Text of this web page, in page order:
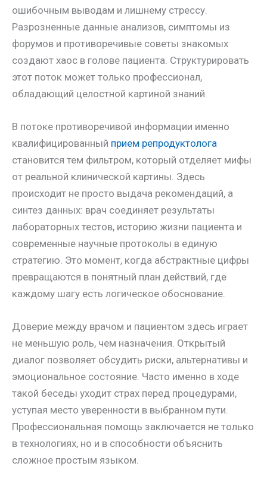
ошибочным выводам и лишнему стрессу.
Разрозненные данные анализов, симптомы из
форумов и противоречивые советы знакомых
создают хаос в голове пациента. Структурировать
этот поток может только профессионал,
обладающий целостной картиной знаний.
В потоке противоречивой информации именно
квалифицированный прием репродуктолога
становится тем фильтром, который отделяет мифы
от реальной клинической картины. Здесь
происходит не просто выдача рекомендаций, а
синтез данных: врач соединяет результаты
лабораторных тестов, историю жизни пациента и
современные научные протоколы в единую
стратегию. Это момент, когда абстрактные цифры
превращаются в понятный план действий, где
каждому шагу есть логическое обоснование.
Доверие между врачом и пациентом здесь играет
не меньшую роль, чем назначения. Открытый
диалог позволяет обсудить риски, альтернативы и
эмоциональное состояние. Часто именно в ходе
такой беседы уходит страх перед процедурами,
уступая место уверенности в выбранном пути.
Профессиональная помощь заключается не только
в технологиях, но и в способности объяснить
сложное простым языком.